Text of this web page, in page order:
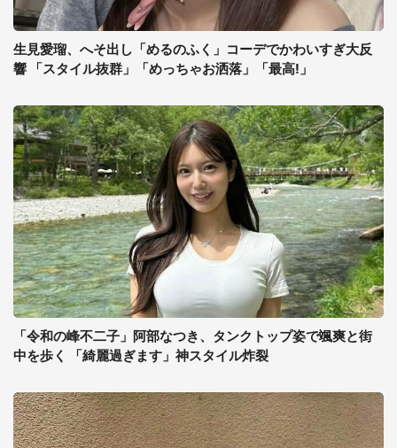
生見愛瑠、へそ出し「めるのふく」コーデでかわいすぎ大反
響 「スタイル抜群」「めっちゃお洒落」「最高!」
「令和の峰不二子」阿部なつき、タンクトップ姿で颯爽と街
中を歩く 「綺麗過ぎます」神スタイル炸裂